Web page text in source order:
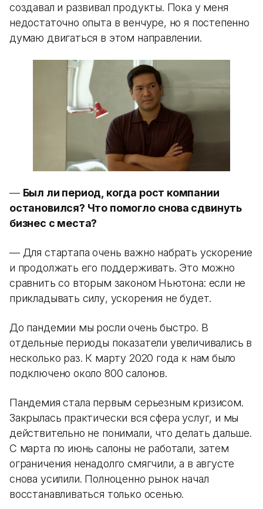
создавал и развивал продукты. Пока у меня
недостаточно опыта в венчуре, но я постепенно
думаю двигаться в этом направлении.
— Был ли период, когда рост компании
остановился? Что помогло снова сдвинуть
бизнес с места?
— Для стартапа очень важно набрать ускорение
и продолжать его поддерживать. Это можно
сравнить со вторым законом Ньютона: если не
прикладывать силу, ускорения не будет.
До пандемии мы росли очень быстро. В
отдельные периоды показатели увеличивались в
несколько раз. К марту 2020 года к нам было
подключено около 800 салонов.
Пандемия стала первым серьезным кризисом.
Закрылась практически вся сфера услуг, и мы
действительно не понимали, что делать дальше.
С марта по июнь салоны не работали, затем
ограничения ненадолго смягчили, а в августе
снова усилили. Полноценно рынок начал
восстанавливаться только осенью.